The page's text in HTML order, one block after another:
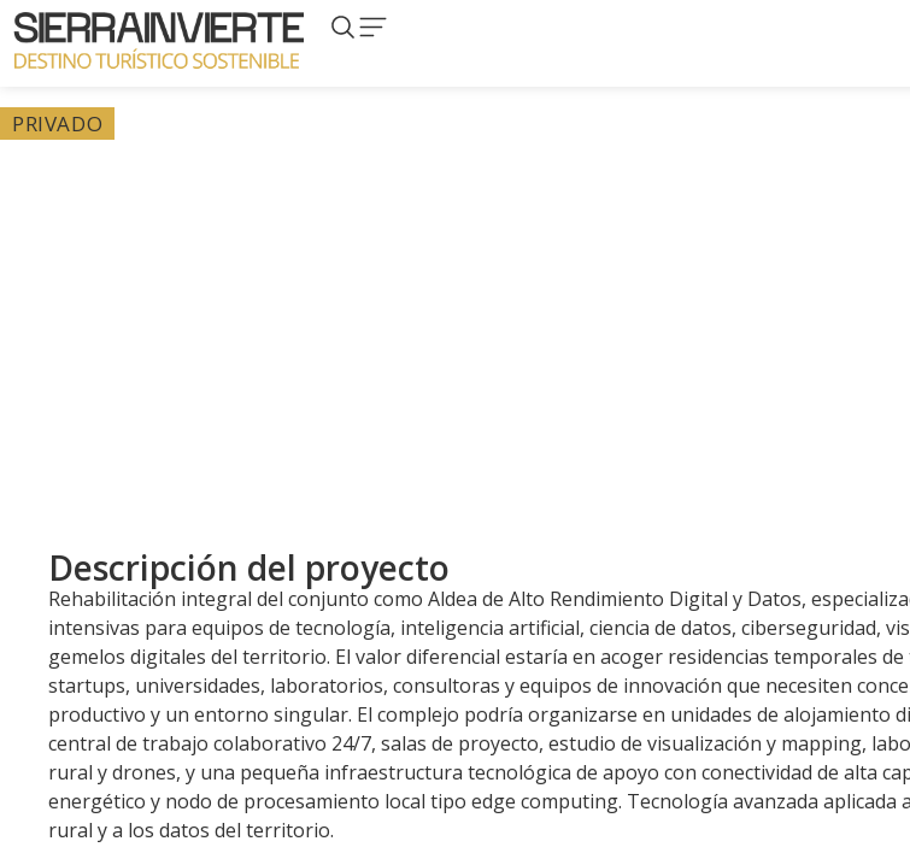
PRIVADO
Descripción del proyecto
Rehabilitación integral del conjunto como Aldea de Alto Rendimiento Digital y Datos,
intensivas para equipos de tecnología, inteligencia artificial, ciencia de datos, ciberseguridad,
gemelos digitales del territorio. El valor diferencial estaría en acoger residencias temporales
startups, universidades, laboratorios, consultoras y equipos de innovación que necesiten
productivo y un entorno singular. El complejo podría organizarse en unidades de alojamiento
central de trabajo colaborativo 24/7, salas de proyecto, estudio de visualización y mapping,
rural y drones, y una pequeña infraestructura tecnológica de apoyo con conectividad de alta
energético y nodo de procesamiento local tipo edge computing. Tecnología avanzada aplicada
rural y a los datos del territorio.